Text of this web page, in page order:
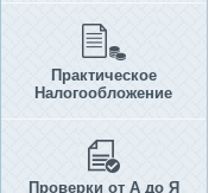
Практическое
Налогообложение
Проверки от А до Я